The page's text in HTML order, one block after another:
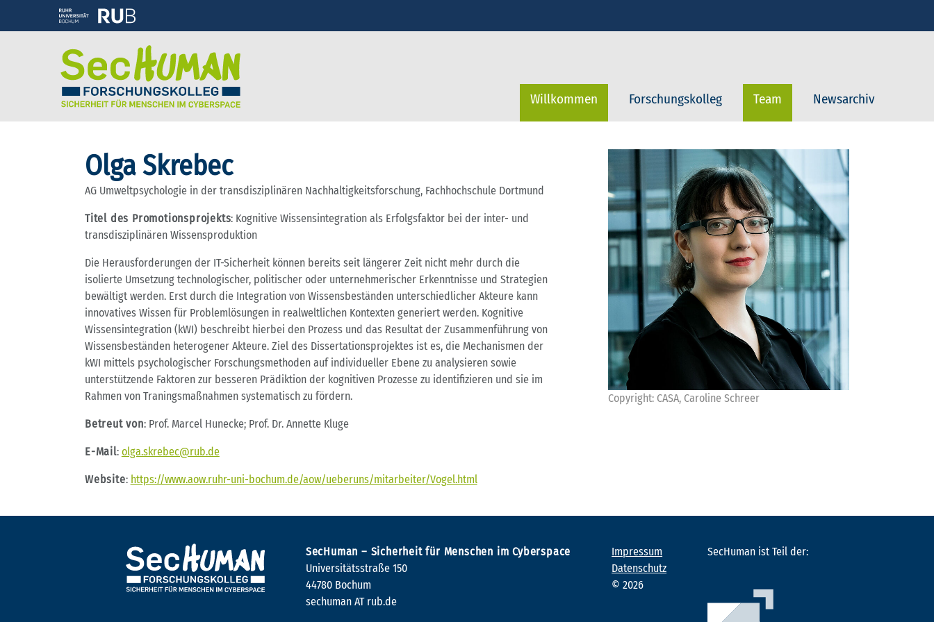
Willkommen Forschungskolleg Team Newsarchiv
Olga Skrebec
AG Umweltpsychologie in der transdisziplinären Nachhaltigkeitsforschung, Fachhochschule Dortmund
Titel des Promotionsprojekts: Kognitive Wissensintegration als Erfolgsfaktor bei der inter- und
transdisziplinären Wissensproduktion
Die Herausforderungen der IT-Sicherheit können bereits seit längerer Zeit nicht mehr durch die
isolierte Umsetzung technologischer, politischer oder unternehmerischer Erkenntnisse und Strategien
bewältigt werden. Erst durch die Integration von Wissensbeständen unterschiedlicher Akteure kann
innovatives Wissen für Problemlösungen in realweltlichen Kontexten generiert werden. Kognitive
Wissensintegration (kWI) beschreibt hierbei den Prozess und das Resultat der Zusammenführung von
Wissensbeständen heterogener Akteure. Ziel des Dissertationsprojektes ist es, die Mechanismen der
kWI mittels psychologischer Forschungsmethoden auf individueller Ebene zu analysieren sowie
unterstützende Faktoren zur besseren Prädiktion der kognitiven Prozesse zu identifizieren und sie im
Rahmen von Traningsmaßnahmen systematisch zu fördern.
Betreut von: Prof. Marcel Hunecke; Prof. Dr. Annette Kluge
E-Mail: olga.skrebec@rub.de
Website: https://www.aow.ruhr-uni-bochum.de/aow/ueberuns/mitarbeiter/Vogel.html
Copyright: CASA, Caroline Schreer
SecHuman – Sicherheit für Menschen im Cyberspace
Universitätsstraße 150
44780 Bochum
sechuman AT rub.de
Impressum
Datenschutz
©2026
SecHuman ist Teil der: